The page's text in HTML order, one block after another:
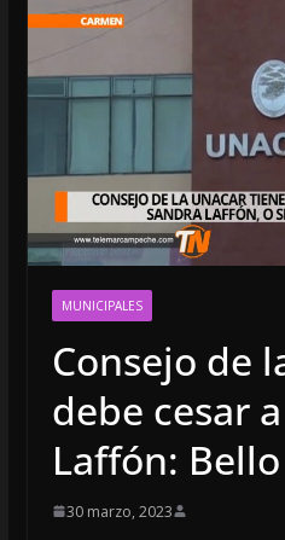
MUNICIPALES
Consejo de
debe cesar
Laffón:
30 marzo, 2023